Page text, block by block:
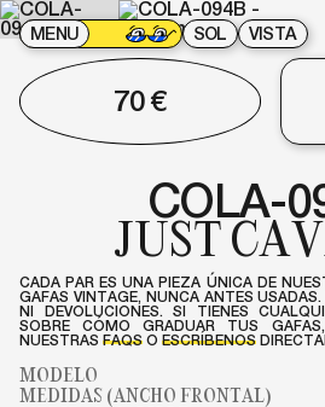
MENU SOL VISTA
COLA-
JUST
CADA PAR ES UNA PIEZA ÚNICA DE
GAFAS VINTAGE, NUNCA ANTES
NI DEVOLUCIONES. SI TIENES
SOBRE CÓMO GRADUAR TUS
NUESTRAS FAQS O ESCRÍBENOS
MODELO
MEDIDAS (ANCHO FRONTAL)
70€